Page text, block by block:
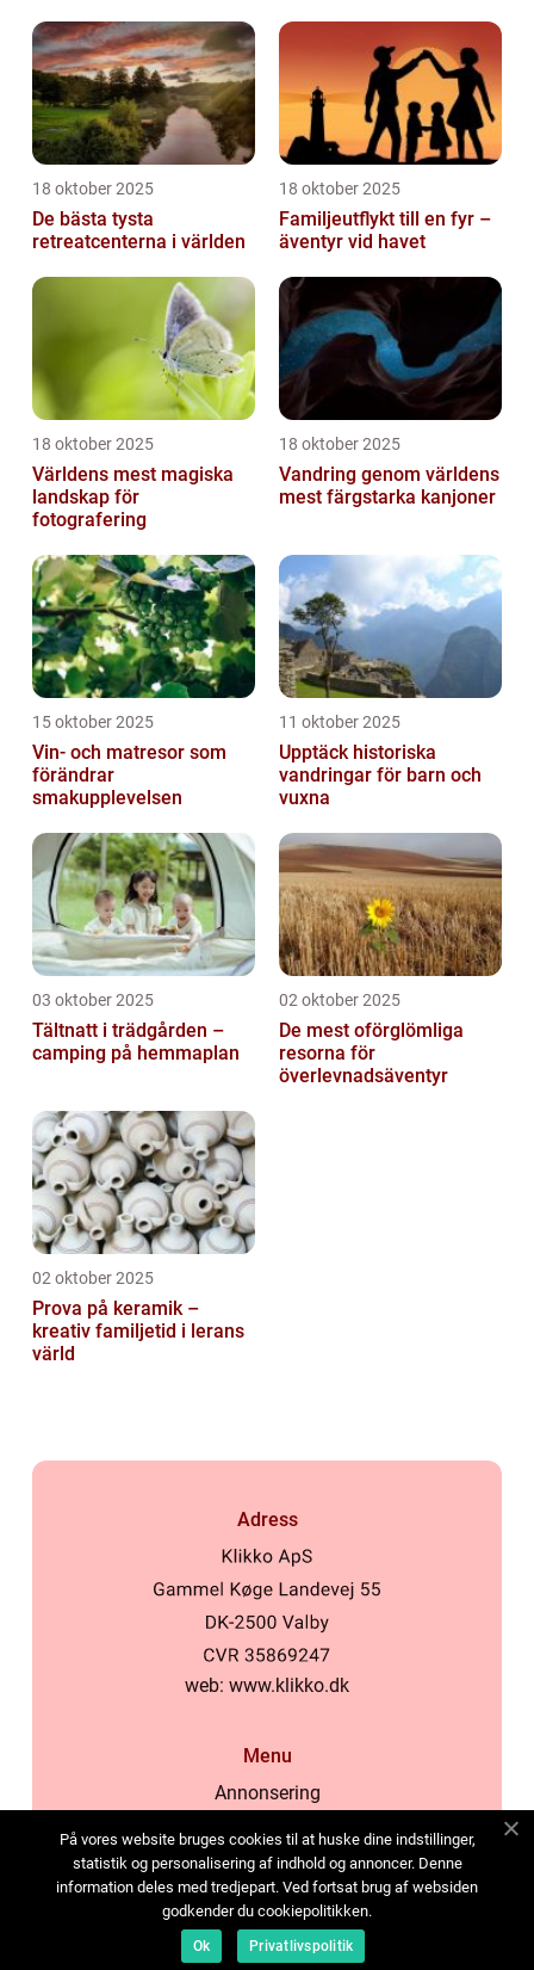
18 oktober 2025
De bästa tysta
retreatcenterna i världen
18 oktober 2025
Familjeutflykt till en fyr –
äventyr vid havet
18 oktober 2025
Världens mest magiska
landskap för
fotografering
18 oktober 2025
Vandring genom världens
mest färgstarka kanjoner
15 oktober 2025
Vin- och matresor som
förändrar
smakupplevelsen
11 oktober 2025
Upptäck historiska
vandringar för barn och
vuxna
03 oktober 2025
Tältnatt i trädgården –
camping på hemmaplan
02 oktober 2025
De mest oförglömliga
resorna för
överlevnadsäventyr
02 oktober 2025
Prova på keramik –
kreativ familjetid i lerans
värld
Adress
web: www.klikko.dk
Menu
Annonsering
Cookies
Kontakta oss
Sitemap
På vores website bruges cookies til at huske dine indstillinger,
statistik og personalisering af indhold og annoncer. Denne
information deles med tredjepart. Ved fortsat brug af websiden
godkender du cookiepolitikken.
Ok Privatlivspolitik